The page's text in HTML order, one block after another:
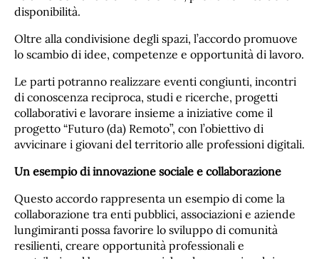
disponibilità.
Oltre alla condivisione degli spazi, l’accordo promuove
lo scambio di idee, competenze e opportunità di lavoro.
Le parti potranno realizzare eventi congiunti, incontri
di conoscenza reciproca, studi e ricerche, progetti
collaborativi e lavorare insieme a iniziative come il
progetto “Futuro (da) Remoto”, con l’obiettivo di
avvicinare i giovani del territorio alle professioni digitali.
Un esempio di innovazione sociale e collaborazione
Questo accordo rappresenta un esempio di come la
collaborazione tra enti pubblici, associazioni e aziende
lungimiranti possa favorire lo sviluppo di comunità
resilienti, creare opportunità professionali e